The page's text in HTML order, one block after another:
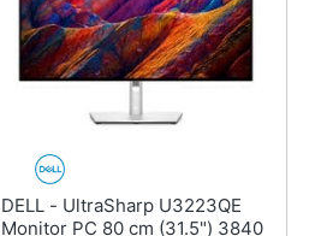
DELL - UltraSharp U3223QE
Monitor PC 80 cm (31.5") 3840